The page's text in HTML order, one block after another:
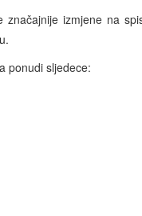
značajnije izmjene na
ponudi sljedece: